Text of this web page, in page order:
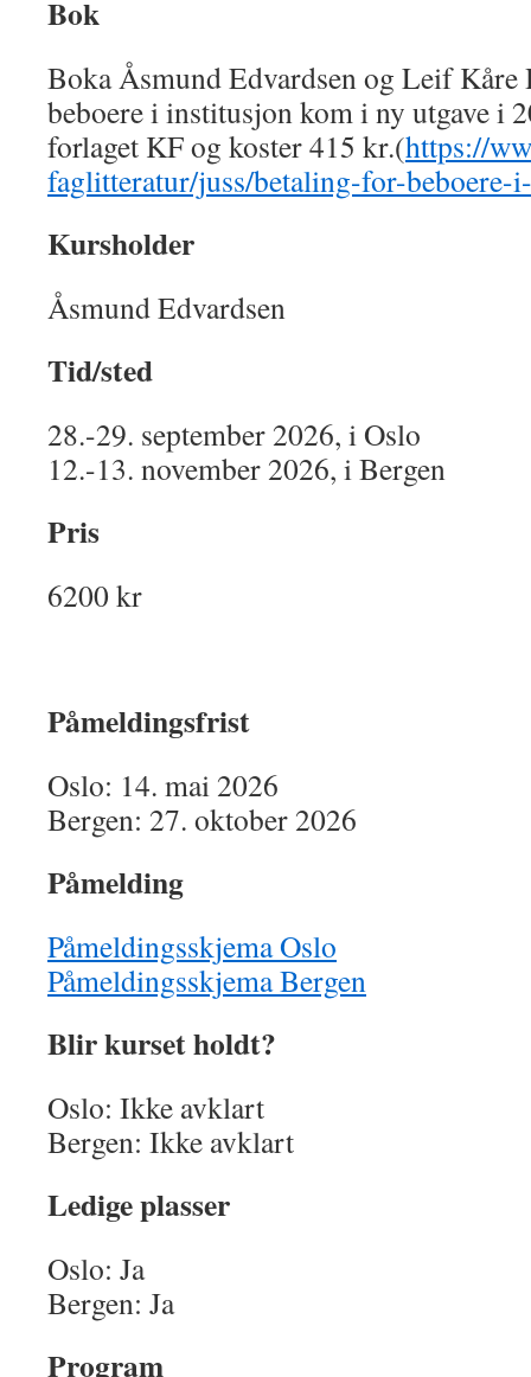
Bok
Boka Åsmund Edvardsen og Leif
beboere i institusjon kom i ny utgave i
forlaget KF og koster 415 kr.(https://
faglitteratur/juss/betaling-for-beboere-
Kursholder
Åsmund Edvardsen
Tid/sted
28.-29. september 2026, i Oslo
12.-13. november 2026, i Bergen
Pris
6200 kr
Påmeldingsfrist
Oslo: 14. mai 2026
Bergen: 27. oktober 2026
Påmelding
Påmeldingsskjema Oslo
Påmeldingsskjema Bergen
Blir kurset holdt?
Oslo: Ikke avklart
Bergen: Ikke avklart
Ledige plasser
Oslo: Ja
Bergen: Ja
Program